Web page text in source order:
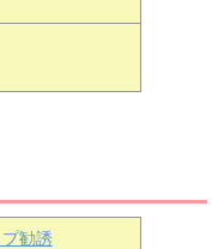
エマ・ヴェルデ
勧誘